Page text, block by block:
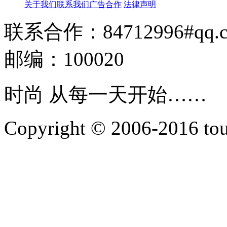
关于我们联系我们广告合作 法律声明
联系合作：
邮编：100020
时尚 从每一天开始……
Copyright © 2006-2016